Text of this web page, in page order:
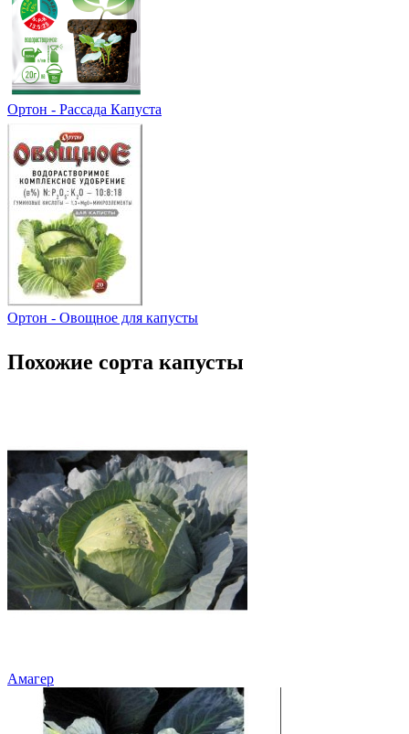
Ортон - Рассада Капуста
Ортон - Овощное для капусты
Похожие сорта капусты
Амагер